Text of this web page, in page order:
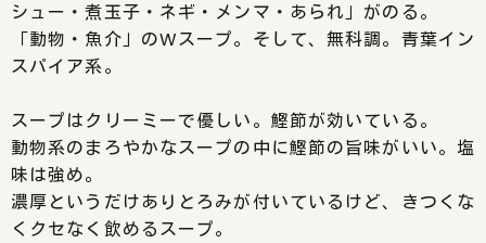
シュー・煮玉子・ネギ・メンマ・あられ」がのる。
「動物・魚介」のWスープ。そして、無科調。青葉イン
スパイア系。
スープはクリーミーで優しい。鰹節が効いている。
動物系のまろやかなスープの中に鰹節の旨味がいい。塩
味は強め。
濃厚というだけありとろみが付いているけど、きつくな
くクセなく飲めるスープ。